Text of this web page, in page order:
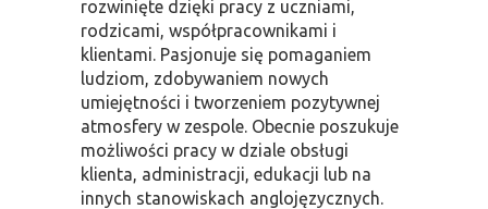
rozwinięte dzięki pracy z uczniami,
rodzicami, współpracownikami i
klientami. Pasjonuje się pomaganiem
ludziom, zdobywaniem nowych
umiejętności i tworzeniem pozytywnej
atmosfery w zespole. Obecnie poszukuje
możliwości pracy w dziale obsługi
klienta, administracji, edukacji lub na
innych stanowiskach anglojęzycznych.